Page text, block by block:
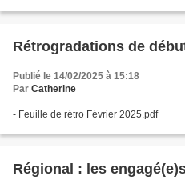
Rétrogradations de
Publié le 14/02/2025 à 15:18
Par Catherine
- Feuille de rétro Février 2025.pdf
Régional : les